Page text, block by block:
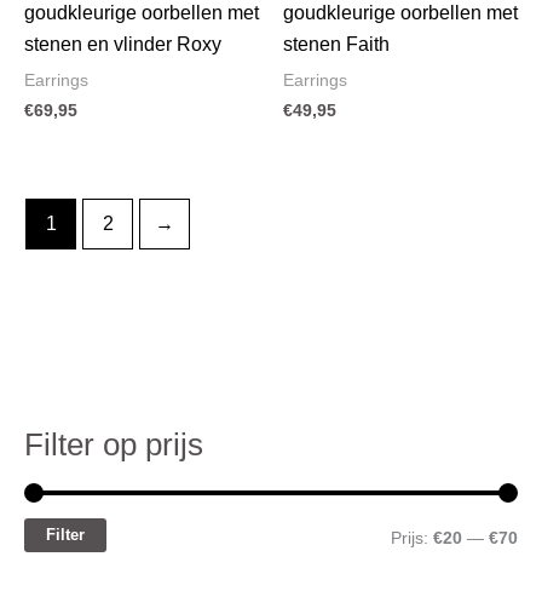
goudkleurige oorbellen met
stenen en vlinder Roxy
Earrings
€69,95
goudkleurige oorbellen met
stenen Faith
Earrings
€49,95
1 2 →
Filter op prijs
Filter Prijs: €20 — €70